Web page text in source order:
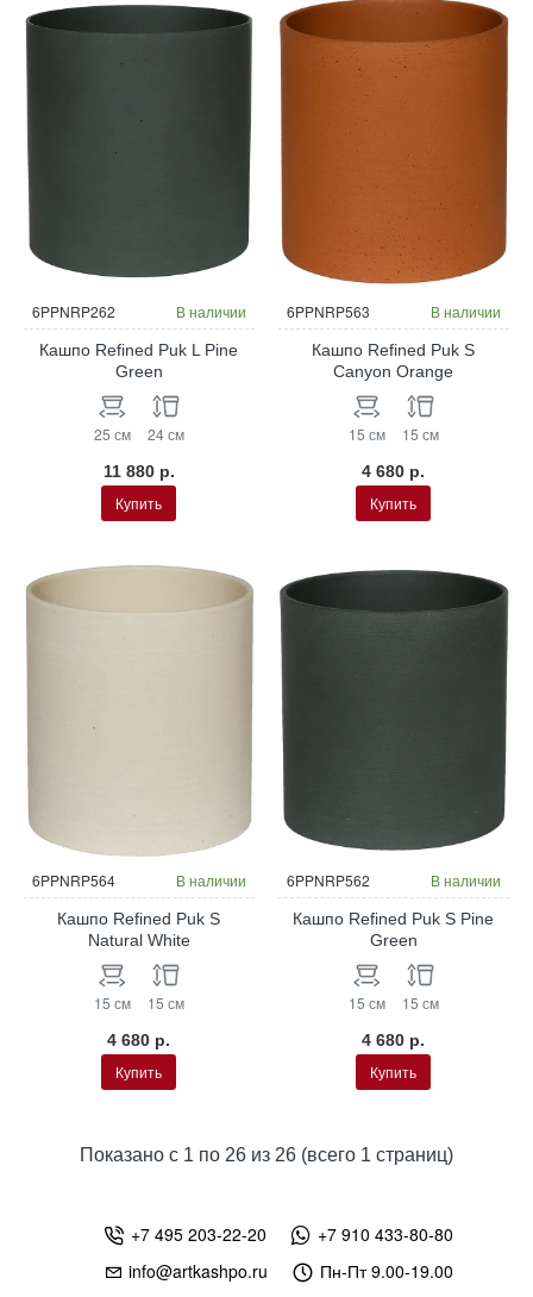
НОВИНКА
6PPNRP262 В наличии
Кашпо Refined Puk L Pine
Green
25 см 24 см
11 880 р.
Купить
НОВИНКА
6PPNRP563 В наличии
Кашпо Refined Puk S
Canyon Orange
15 см 15 см
4 680 р.
Купить
НОВИНКА
6PPNRP564 В наличии
Кашпо Refined Puk S
Natural White
15 см 15 см
4 680 р.
Купить
НОВИНКА
6PPNRP562 В наличии
Кашпо Refined Puk S Pine
Green
15 см 15 см
4 680 р.
Купить
Показано с 1 по 26 из 26 (всего 1 страниц)
+7 495 203-22-20
+7 910 433-80-80
info@artkashpo.ru
Пн-Пт 9.00-19.00